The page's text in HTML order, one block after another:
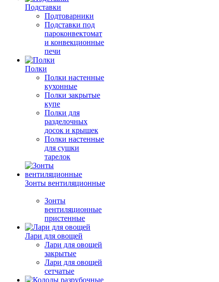
Подставки
Подтоварники
Подставки под
пароконвектомат
и конвекционные
печи
Полки
Полки настенные
кухонные
Полки закрытые
купе
Полки для
разделочных
досок и крышек
Полки настенные
для сушки
тарелок
Зонты вентиляционные
Зонты
вентиляционные
пристенные
Лари для овощей
Лари для овощей
закрытые
Лари для овощей
сетчатые